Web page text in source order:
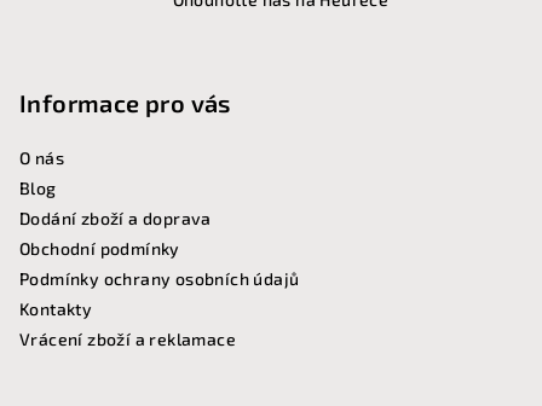
Informace pro vás
O nás
Blog
Dodání zboží a doprava
Obchodní podmínky
Podmínky ochrany osobních údajů
Kontakty
Vrácení zboží a reklamace